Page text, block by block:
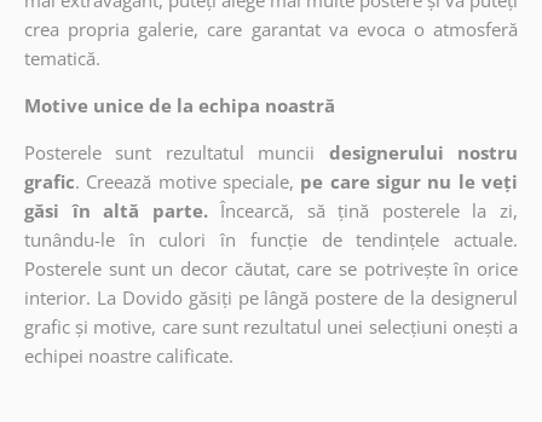
crea propria galerie, care garantat va evoca o atmosferă
tematică.
Motive unice de la echipa noastră
Posterele sunt rezultatul muncii
designerului nostru
grafic. Creează motive speciale, pe care sigur nu le veți
găsi în altă parte. Încearcă, să țină posterele la zi,
tunându-le în culori în funcție de tendințele actuale.
Posterele sunt un decor căutat, care se potrivește în orice
interior. La Dovido găsiți pe lângă postere de la designerul
grafic și motive, care sunt rezultatul unei selecțiuni onești a
echipei noastre calificate.